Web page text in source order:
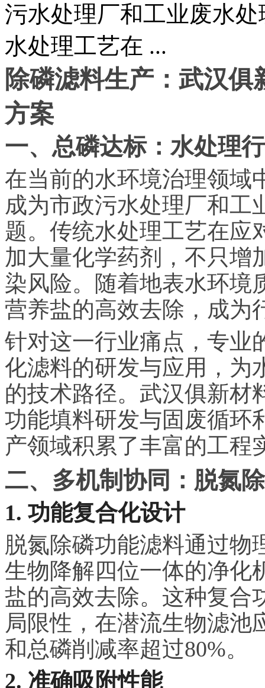
污水处理厂和工业废水
水处理工艺在 ...
除磷滤料生产：武汉
方案
一、总磷达标：水处理
在当前的水环境治理领域
成为市政污水处理厂和工
题。传统水处理工艺在应
加大量化学药剂，不只增
染风险。随着地表水环境
营养盐的高效去除，成为
针对这一行业痛点，专业
化滤料的研发与应用，为
的技术路径。武汉俱新材
功能填料研发与固废循环
产领域积累了丰富的工程
二、多机制协同：脱氮
1. 功能复合化设计
脱氮除磷功能滤料通过物
生物降解四位一体的净化
盐的高效去除。这种复合
局限性，在潜流生物滤池
和总磷削减率超过80%。
2. 准确吸附性能